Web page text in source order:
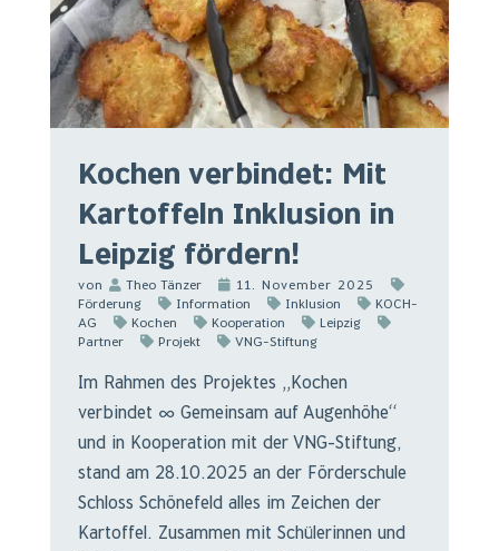
Kochen verbindet: Mit
Kartoffeln Inklusion in
Leipzig fördern!
von Theo Tänzer
11. November 2025
Förderung
Information Inklusion
KOCH-
AG
Kochen Kooperation
Leipzig
Partner
Projekt VNG-Stiftung
Im Rahmen des Projektes „Kochen
verbindet ∞ Gemeinsam auf Augenhöhe“
und in Kooperation mit der VNG-Stiftung,
stand am 28.10.2025 an der Förderschule
Schloss Schönefeld alles im Zeichen der
Kartoffel. Zusammen mit Schülerinnen und